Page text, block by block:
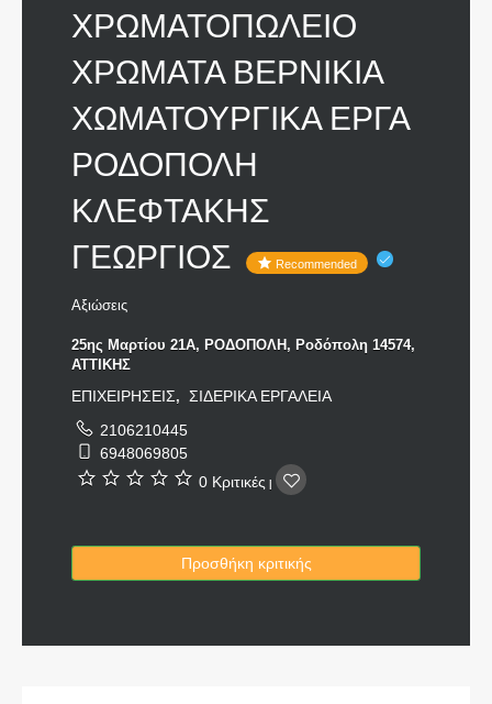
ΧΡΩΜΑΤΟΠΩΛΕΙΟ
ΧΡΩΜΑΤΑ ΒΕΡΝΙΚΙΑ
ΧΩΜΑΤΟΥΡΓΙΚΑ ΕΡΓΑ
ΡΟΔΟΠΟΛΗ
ΚΛΕΦΤΑΚΗΣ
ΓΕΩΡΓΙΟΣ
Recommended
Αξιώσεις
25ης Μαρτίου 21Α, ΡΟΔΟΠΟΛΗ, Ροδόπολη 14574,
ΑΤΤΙΚΗΣ
ΕΠΙΧΕΙΡΗΣΕΙΣ, ΣΙΔΕΡΙΚΑ ΕΡΓΑΛΕΙΑ
2106210445
6948069805
0 Κριτικές
Προσθήκη κριτικής